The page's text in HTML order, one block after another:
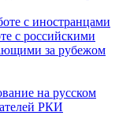
с иностранцами
с российскими
за рубежом
на русском
РКИ